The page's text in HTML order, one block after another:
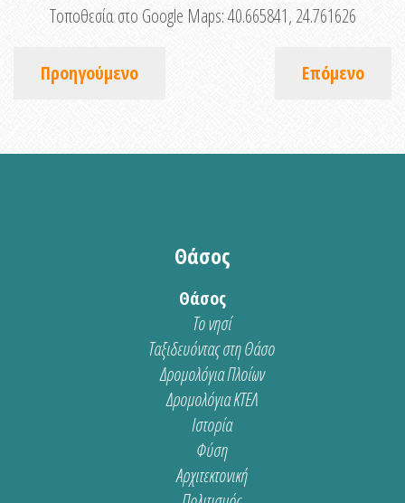
Τοποθεσία στο Google Maps:40.665841, 24.761626
Προηγούμενο Επόμενο
Θάσος
Θάσος
Το νησί
Ταξιδευόντας στη Θάσο
Δρομολόγια Πλοίων
Δρομολόγια ΚΤΕΛ
Ιστορία
Φύση
Αρχιτεκτονική